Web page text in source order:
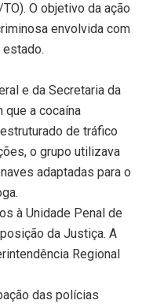
O objetivo da ação
envolvida com
e da Secretaria da
que a cocaína
de tráfico
o grupo utilizava
adaptadas para o
à Unidade Penal de
da Justiça. A
Regional
das polícias